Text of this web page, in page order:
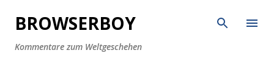
Direkt zum Hauptbereich
BROWSERBOY
Kommentare zum Weltgeschehen